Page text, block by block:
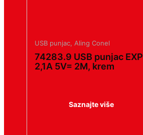
USB punjac, Aling Conel
74283.9 USB punjac EXP
2,1A 5V= 2M, krem
Saznajte više